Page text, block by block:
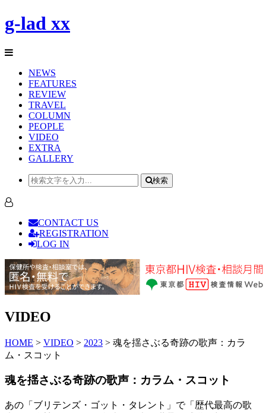
g-lad xx
NEWS
FEATURES
REVIEW
TRAVEL
COLUMN
PEOPLE
VIDEO
EXTRA
GALLERY
検索
CONTACT US
REGISTRATION
LOG IN
VIDEO
HOME > VIDEO > 2023 > 魂を揺さぶる奇跡の歌声：カラ
ム・スコット
魂を揺さぶる奇跡の歌声：カラム・スコット
あの「ブリテンズ・ゴット・タレント」で「歴代最高の歌